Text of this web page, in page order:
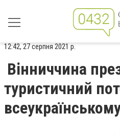
12:42, 27 серпня 2021 р.
Вінниччина
туристичний